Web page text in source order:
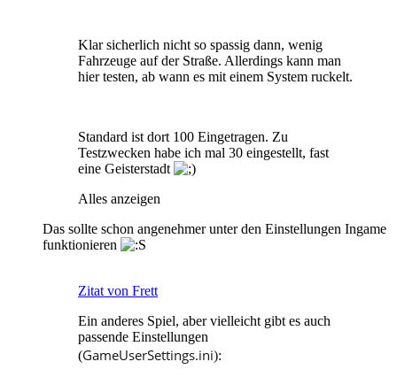
Klar sicherlich nicht so spassig dann, wenig
Fahrzeuge auf der Straße. Allerdings kann man
hier testen, ab wann es mit einem System ruckelt.
Standard ist dort 100 Eingetragen. Zu
Testzwecken habe ich mal 30 eingestellt, fast
eine Geisterstadt
Alles anzeigen
Das sollte schon angenehmer unter den Einstellungen Ingame
funktionieren
Zitat von Frett
Ein anderes Spiel, aber vielleicht gibt es auch
passende Einstellungen
(GameUserSettings.ini):